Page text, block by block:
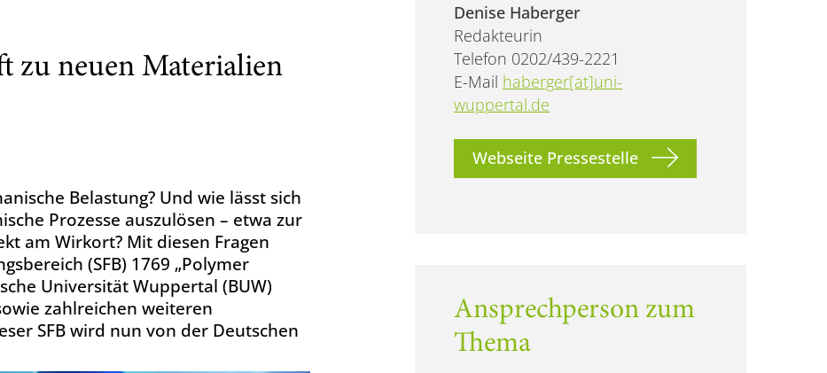
zu neuen Materialien
Belastung? Und wie lässt sich
Prozesse auszulösen – etwa zur
am Wirkort? Mit diesen Fragen
(SFB) 1769 „Polymer
Universität Wuppertal (BUW)
zahlreichen weiteren
SFB wird nun von der Deutschen
Denise Haberger
Redakteurin
Telefon 0202/439-2221
E-Mail haberger[at]uni-
wuppertal.de
Webseite Pressestelle
Ansprechperson zum
Thema